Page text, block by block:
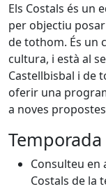
Els Costals és un
per objectiu
de tothom. És un
cultura, i està al
Castellbisbal i de
oferir una
a noves
Temporada
Consulteu en
Costals de la